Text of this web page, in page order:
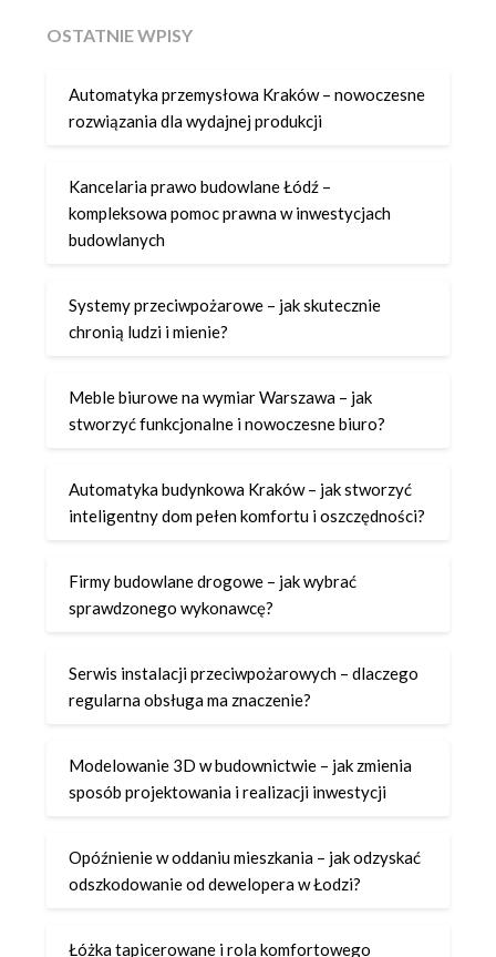
OSTATNIE WPISY
Automatyka przemysłowa Kraków – nowoczesne
rozwiązania dla wydajnej produkcji
Kancelaria prawo budowlane Łódź –
kompleksowa pomoc prawna w inwestycjach
budowlanych
Systemy przeciwpożarowe – jak skutecznie
chronią ludzi i mienie?
Meble biurowe na wymiar Warszawa – jak
stworzyć funkcjonalne i nowoczesne biuro?
Automatyka budynkowa Kraków – jak stworzyć
inteligentny dom pełen komfortu i oszczędności?
Firmy budowlane drogowe – jak wybrać
sprawdzonego wykonawcę?
Serwis instalacji przeciwpożarowych – dlaczego
regularna obsługa ma znaczenie?
Modelowanie 3D w budownictwie – jak zmienia
sposób projektowania i realizacji inwestycji
Opóźnienie w oddaniu mieszkania – jak odzyskać
odszkodowanie od dewelopera w Łodzi?
Łóżka tapicerowane i rola komfortowego